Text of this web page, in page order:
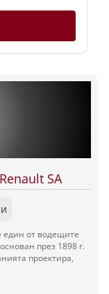
SA
един от водещите
през 1898 г.
проектира,